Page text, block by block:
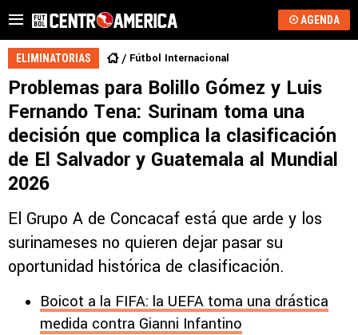
AGENDA
ELIMINATORIAS Fútbol Internacional
Problemas para Bolillo Gómez y Luis
Fernando Tena: Surinam toma una
decisión que complica la clasificación
de El Salvador y Guatemala al Mundial
2026
El Grupo A de Concacaf está que arde y los
surinameses no quieren dejar pasar su
oportunidad histórica de clasificación.
Boicot a la FIFA: la UEFA toma una drástica
medida contra Gianni Infantino